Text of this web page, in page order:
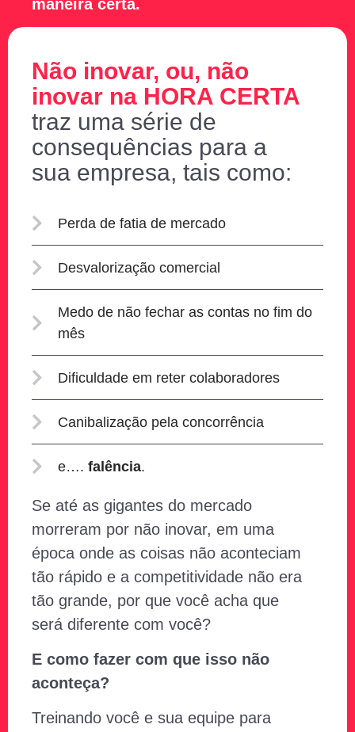
maneira certa.
Não inovar, ou, não
inovar na HORA CERTA
traz uma série de
consequências para a
sua empresa, tais como:
Perda de fatia de mercado
Desvalorização comercial
Medo de não fechar as contas no fim do
mês
Dificuldade em reter colaboradores
Canibalização pela concorrência
e…. falência.
Se até as gigantes do mercado
morreram por não inovar, em uma
época onde as coisas não aconteciam
tão rápido e a competitividade não era
tão grande, por que você acha que
será diferente com você?
E como fazer com que isso não
aconteça?
Treinando você e sua equipe para